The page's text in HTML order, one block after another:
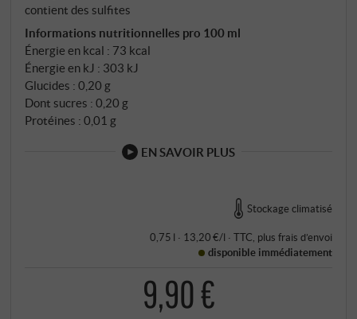
contient des sulfites
Informations nutritionnelles pro 100 ml
Énergie en kcal : 73 kcal
Énergie en kJ : 303 kJ
Glucides : 0,20 g
Dont sucres : 0,20 g
Protéines : 0,01 g
EN SAVOIR PLUS
Stockage climatisé
0,75 l · 13,20 €/l · TTC , plus frais d’envoi
disponible immédiatement
9,90 €